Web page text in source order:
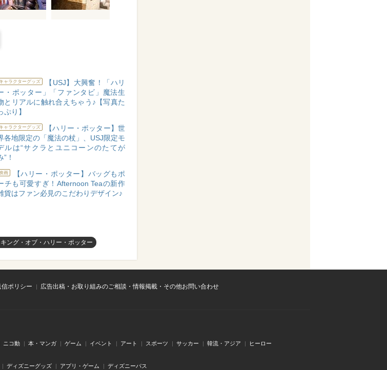
キャラクターグッズ
【USJ】大興奮！「ハリ
・ポッター」「ファンタビ」魔法生
とリアルに触れ合えちゃう♪【写真た
ぷり】
キャラクターグッズ
【ハリー・ポッター】世
各地限定の「魔法の杖」、USJ限定モ
ルは“サクラとユニコーンのたてが
”！
画
【ハリー・ポッター】バッグもポ
チも可愛すぎ！Afternoon Teaの新作
貨はファン必見のこだわりデザイン♪
ング・オブ・ハリー・ポッター
ポリシー
広告出稿・お取り組みのご相談・情報掲載・その他お問い合わせ
ニコ動 本・マンガ ゲーム イベント アート スポーツ サッカー 韓流・アジア ヒーロー
ディズニーグッズ アプリ・ゲーム ディズニーパス